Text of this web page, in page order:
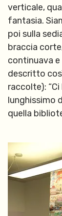
verticale,
fantasia.
poi sulla
braccia
continuava
descritto
raccolte):
lunghissimo
quella